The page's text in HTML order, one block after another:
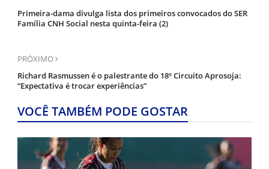
Primeira-dama divulga lista dos primeiros convocados do SER
Família CNH Social nesta quinta-feira (2)
PRÓXIMO
Richard Rasmussen é o palestrante do 18º Circuito Aprosoja:
“Expectativa é trocar experiências”
VOCÊ TAMBÉM PODE GOSTAR